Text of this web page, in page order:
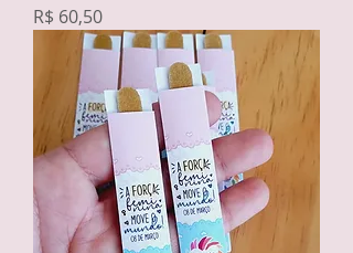
Preço
R$ 60,50